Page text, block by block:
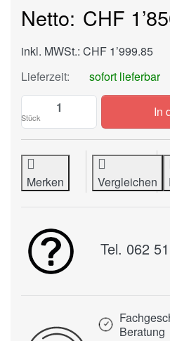
CHF
inkl. MWSt.: CHF 1’999.85
Lieferzeit:
sofort lieferbar
Stück
Brieföffner
In
Merken Vergleichen
Tel. 062
Beratung